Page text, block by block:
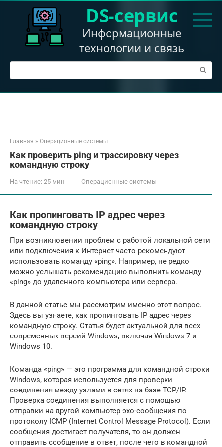
Перейти
DS-сервис
Информационные
технологии и связь
Поиск:
Главная » Операционные системы
Как проверить ping и трассировку через
командную строку
На чтение: 25 мин Операционные системы
Как пропинговать IP адрес через
командную строку
При возникновении проблем с работой локальной сети
или подключения к Интернет часто рекомендуют
использовать команду «ping». Например, не редко
можно услышать рекомендацию выполнить команду
«ping» до удаленного компьютера или сервера.
В данной статье мы рассмотрим именно этот вопрос.
Здесь вы узнаете, как пропинговать IP адрес через
командную строку. Статья будет актуальной для всех
современных версий Windows, включая Windows 7 и
Windows 10.
Команда «ping» — это программа для командной строки
Windows, которая используется для проверки
соединения между узлами в сетях на базе TCP/IP.
Проверка соединения выполняется с помощью
отправки на другой компьютер эхо-сообщения по
протоколу ICMP (Internet Control Message Protocol). Если
сообщения достигает получателя, то он должен
отправить сообщение в ответ, после чего в командной